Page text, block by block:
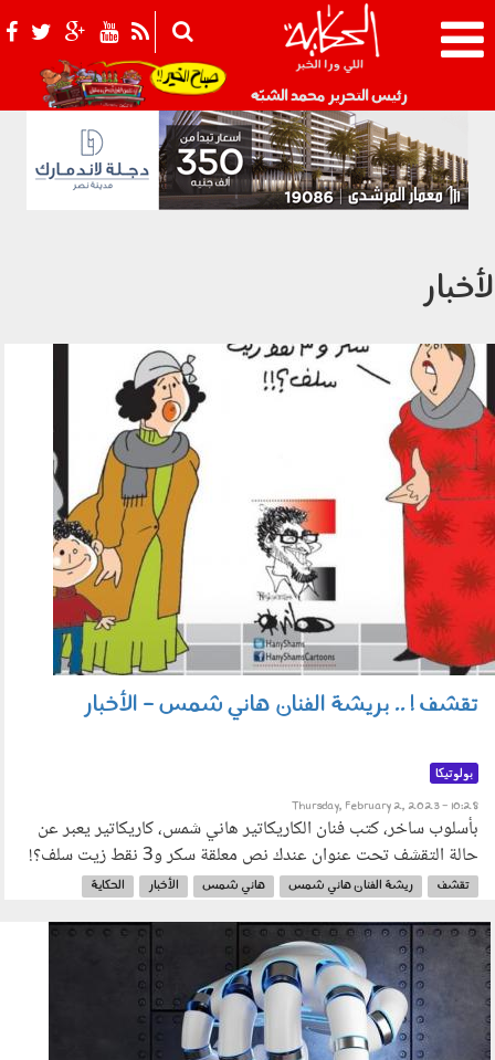
رئيس التحرير محمد الشبّه 021_2.png
تقشف
تقشف ! .. بريشة الفنان هاني شمس - الأخبار
بولوتيكا
Thursday, February 2, 2023 - 10:28
بأسلوب ساخر، كتب فنان الكاريكاتير هاني شمس، كاريكاتير يعبر عن
حالة التقشف تحت عنوان عندك نص معلقة سكر و3 نقط زيت سلف؟!
تقشف ريشة الفنان هاني شمس هاني شمس الأخبار
الحكاية
221002.jpg